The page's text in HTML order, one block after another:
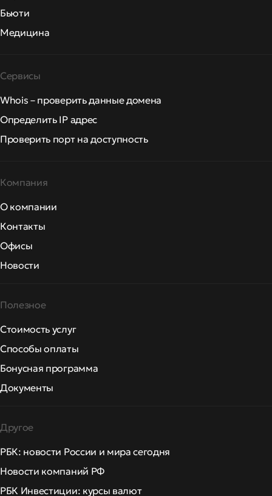
Бьюти
Медицина
Сервисы
Whois – проверить данные домена
Определить IP адрес
Проверить порт на доступность
Компания
О компании
Контакты
Офисы
Новости
Полезное
Стоимость услуг
Способы оплаты
Бонусная программа
Документы
Другое
РБК: новости России и мира сегодня
Новости компаний РФ
РБК Инвестиции: курсы валют